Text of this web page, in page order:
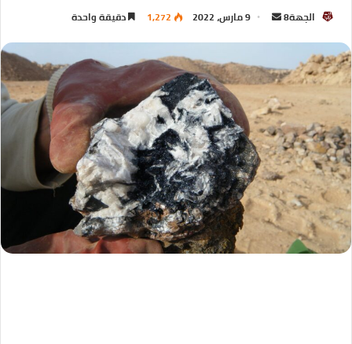
الجهة8 9 مارس، 2022 1,272 دقيقة واحدة